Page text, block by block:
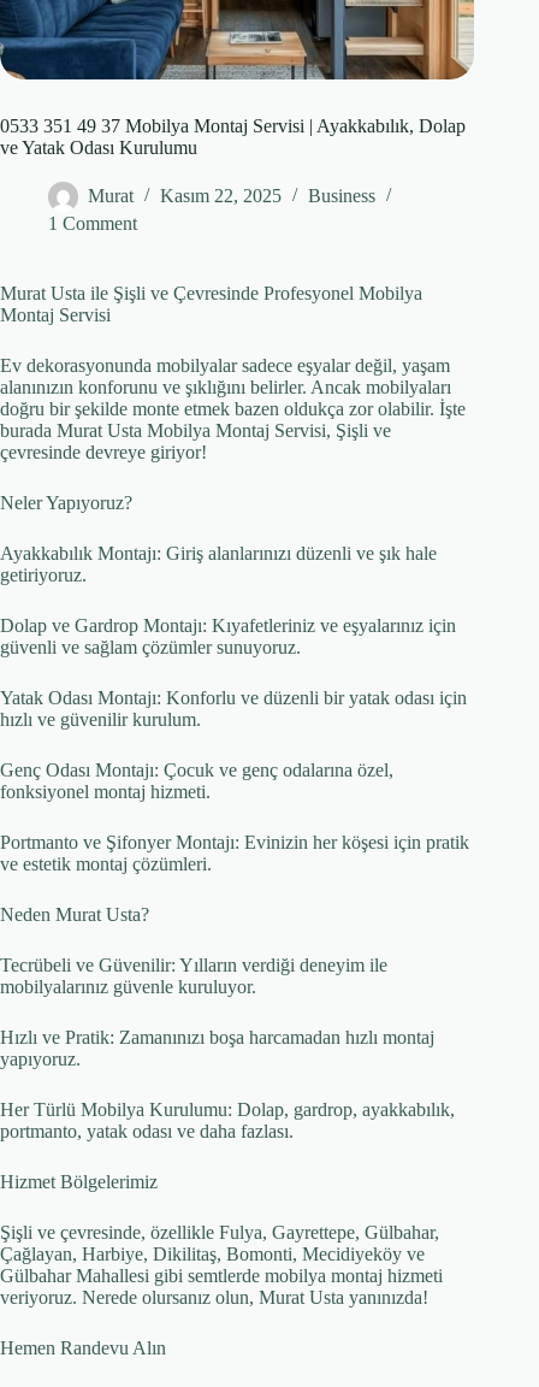
0533 351 49 37 Mobilya Montaj Servisi | Ayakkabılık, Dolap
ve Yatak Odası Kurulumu
Murat Kasım 22, 2025
Business
1 Comment
Murat Usta ile Şişli ve Çevresinde Profesyonel Mobilya
Montaj Servisi
Ev dekorasyonunda mobilyalar sadece eşyalar değil, yaşam
alanınızın konforunu ve şıklığını belirler. Ancak mobilyaları
doğru bir şekilde monte etmek bazen oldukça zor olabilir. İşte
burada Murat Usta Mobilya Montaj Servisi, Şişli ve
çevresinde devreye giriyor!
Neler Yapıyoruz?
Ayakkabılık Montajı: Giriş alanlarınızı düzenli ve şık hale
getiriyoruz.
Dolap ve Gardrop Montajı: Kıyafetleriniz ve eşyalarınız için
güvenli ve sağlam çözümler sunuyoruz.
Yatak Odası Montajı: Konforlu ve düzenli bir yatak odası için
hızlı ve güvenilir kurulum.
Genç Odası Montajı: Çocuk ve genç odalarına özel,
fonksiyonel montaj hizmeti.
Portmanto ve Şifonyer Montajı: Evinizin her köşesi için pratik
ve estetik montaj çözümleri.
Neden Murat Usta?
Tecrübeli ve Güvenilir: Yılların verdiği deneyim ile
mobilyalarınız güvenle kuruluyor.
Hızlı ve Pratik: Zamanınızı boşa harcamadan hızlı montaj
yapıyoruz.
Her Türlü Mobilya Kurulumu: Dolap, gardrop, ayakkabılık,
portmanto, yatak odası ve daha fazlası.
Hizmet Bölgelerimiz
Şişli ve çevresinde, özellikle Fulya, Gayrettepe, Gülbahar,
Çağlayan, Harbiye, Dikilitaş, Bomonti, Mecidiyeköy ve
Gülbahar Mahallesi gibi semtlerde mobilya montaj hizmeti
veriyoruz. Nerede olursanız olun, Murat Usta yanınızda!
Hemen Randevu Alın